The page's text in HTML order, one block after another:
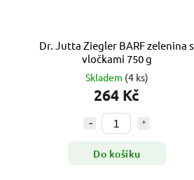
Dr. Jutta Ziegler BARF zelenina s
vločkami 750 g
Skladem (4 ks)
264 Kč
Do košíku